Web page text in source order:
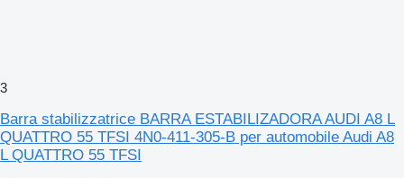
3
Barra stabilizzatrice BARRA ESTABILIZADORA AUDI A8 L
QUATTRO 55 TFSI 4N0-411-305-B per automobile Audi A8
L QUATTRO 55 TFSI